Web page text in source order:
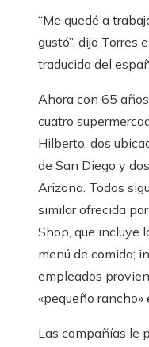
“Me quedé a
gustó”, dijo Torres
traducida del
Ahora con 65
cuatro
Hilberto, dos
de San Diego y
Arizona. Todos
similar ofrecida por
Shop, que incluye
menú de comida;
empleados
«pequeño rancho»
Las compañías le